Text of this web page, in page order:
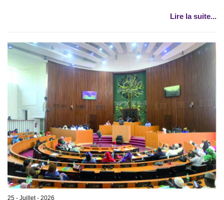
Lire la suite...
25 - Juillet - 2026